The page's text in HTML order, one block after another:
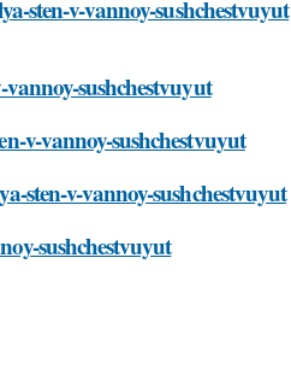
sten-v-vannoy-sushchestvuyut
sushchestvuyut
v-vannoy-sushchestvuyut
sten-v-vannoy-sushchestvuyut
sushchestvuyut